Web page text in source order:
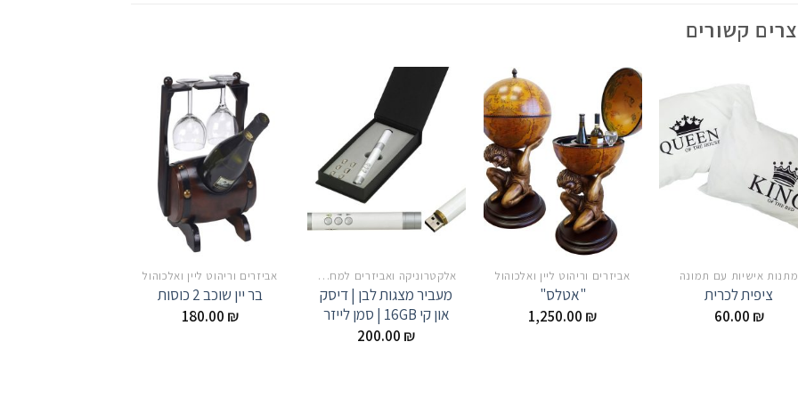
קשורים
מתנות אישיות עם תמונה
ציפית לכרית
60.00 ₪
אביזרים וריהוט ליין ואלכוהול
"אטלס"
1,250.00 ₪
אלקטרוניקה ואביזרים למחשב
מעביר מצגות לבן | דיסק
און קי 16GB | סמן לייזר
200.00 ₪
אביזרים וריהוט ליין ואלכוהול
בר יין שוכב 2 כוסות
180.00 ₪